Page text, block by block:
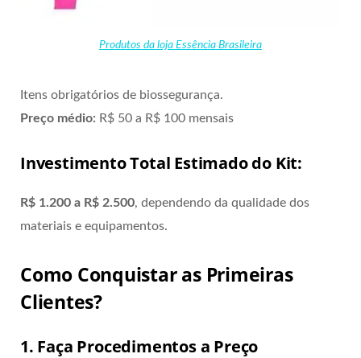
Produtos da loja Essência Brasileira
Itens obrigatórios de biossegurança.
Preço médio: R$ 50 a R$ 100 mensais
Investimento Total Estimado do Kit:
R$ 1.200 a R$ 2.500, dependendo da qualidade dos
materiais e equipamentos.
Como Conquistar as Primeiras
Clientes?
1. Faça Procedimentos a Preço